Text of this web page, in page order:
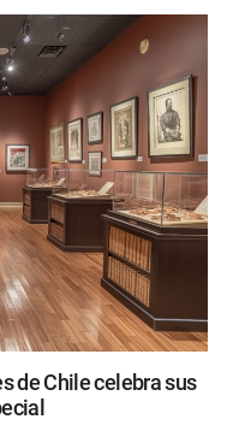
de Chile celebra sus